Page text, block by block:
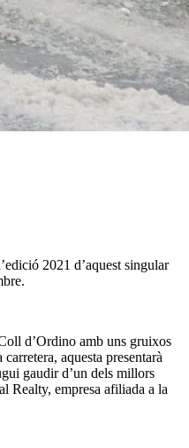
2021 d’aquest singular
d’Ordino amb uns gruixos
aquesta presentarà
gaudir d’un dels millors
Realty, empresa afiliada a la